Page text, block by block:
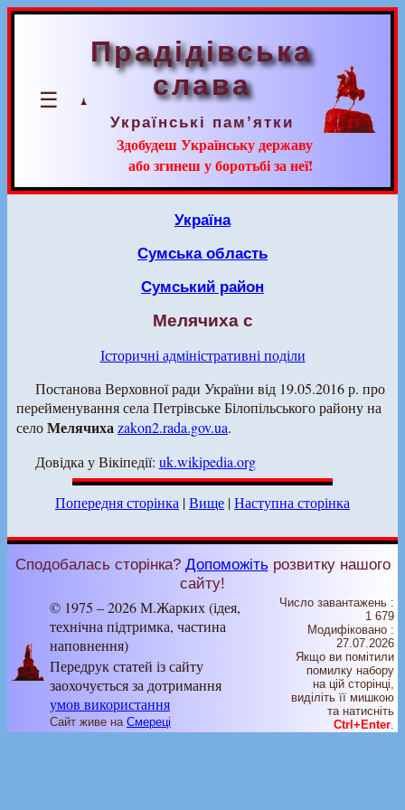
☰
Прадідівська
слава
Українські пам’ятки
Здобудеш Українську державу
або згинеш у боротьбі за неї!
Україна
Сумська область
Сумський район
Мелячиха с
Історичні адміністративні поділи
Постанова Верховної ради України від 19.05.2016 р. про
перейменування села Петрівське Білопільського району на
селоМелячихаzakon2.rada.gov.ua.
Довідка у Вікіпедії: uk.wikipedia.org
Попередня сторінка |Вище |Наступна сторінка
Сподобалась сторінка? Допоможіть розвитку нашого
сайту!
© 1975 – 2026 М.Жарких (ідея,
технічна підтримка, частина
наповнення)
Передрук статей із сайту
заохочується за дотримання
умов використання
Сайт живе на Смереці
Число завантажень :
1 679
Модифіковано :
27.07.2026
Якщо ви помітили
помилку набору
на цiй сторiнцi,
видiлiть її мишкою
та натисніть
Ctrl+Enter.